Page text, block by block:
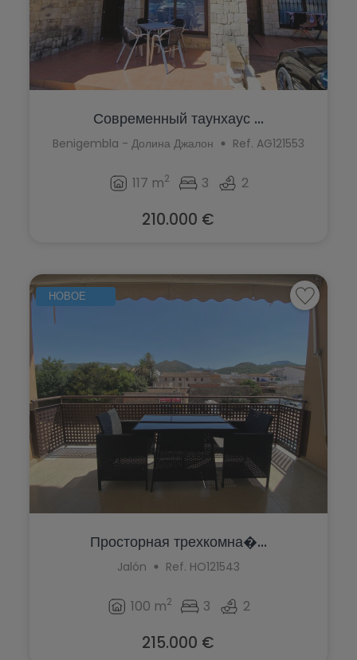
Современный таунхаус ...
Benigembla - Долина Джалон Ref. AG121553
117 m2 3 2
210.000 €
НОВОЕ
Просторная трехкомна�...
Jalón Ref. HO121543
100 m2 3 2
215.000 €